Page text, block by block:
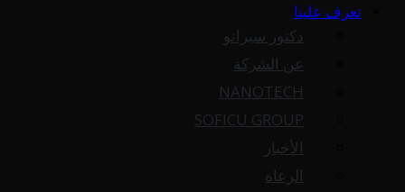
تعرف علينا
دكتور سيرانو
عن الشركة
NANOTECH
SOFICU GROUP
الأخبار
الرعاة